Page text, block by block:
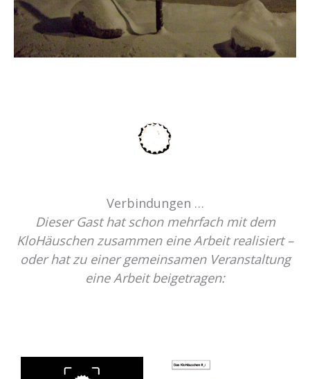
Verbindungen …
Dieser Gast hat schon mehrfach mit dem
KloHäuschen zusammen eine Arbeit realisiert –
oder hat zu einer gemeinsamen Veranstaltung
eine Arbeit beigetragen: